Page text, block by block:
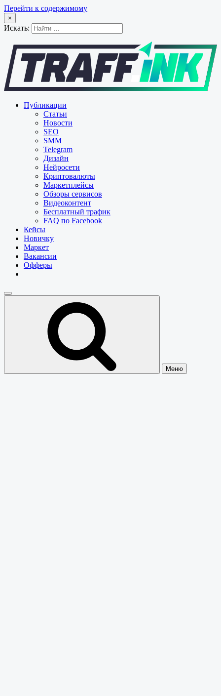
Перейти к содержимому
×
Искать:
Публикации
Статьи
Новости
SEO
SMM
Telegram
Дизайн
Нейросети
Криптовалюты
Маркетплейсы
Обзоры сервисов
Видеоконтент
Бесплатный трафик
FAQ по Facebook
Кейсы
Новичку
Маркет
Вакансии
Офферы
Меню